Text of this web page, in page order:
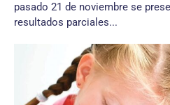
pasado 21 de noviembre se
resultados parciales...